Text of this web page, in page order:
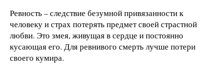
Ревность – следствие безумной привязанности к
человеку и страх потерять предмет своей страстной
любви. Это змея, живущая в сердце и постоянно
кусающая его. Для ревнивого смерть лучше потери
своего кумира.